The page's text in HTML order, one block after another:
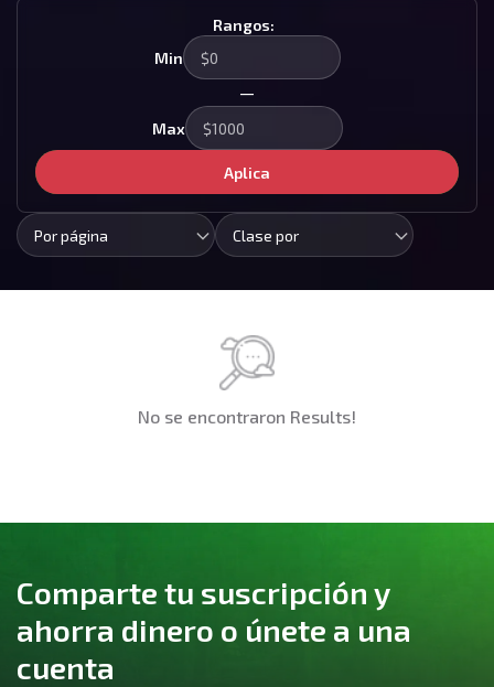
Rangos:
Min
—
Max
Aplica
Por página Clase por
No se encontraron Results!
Comparte tu suscripción y
ahorra dinero o únete a una
cuenta